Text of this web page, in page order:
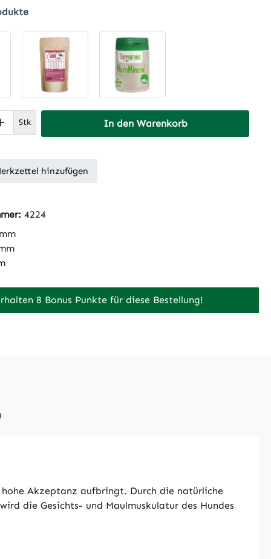
Gib den gewünschten Wert
Stk In den Warenkorb
hinzufügen
4224
8 Bonus Punkte für diese Bestellung!
hohe Akzeptanz aufbringt. Durch die natürliche
die Gesichts- und Maulmuskulatur des Hundes